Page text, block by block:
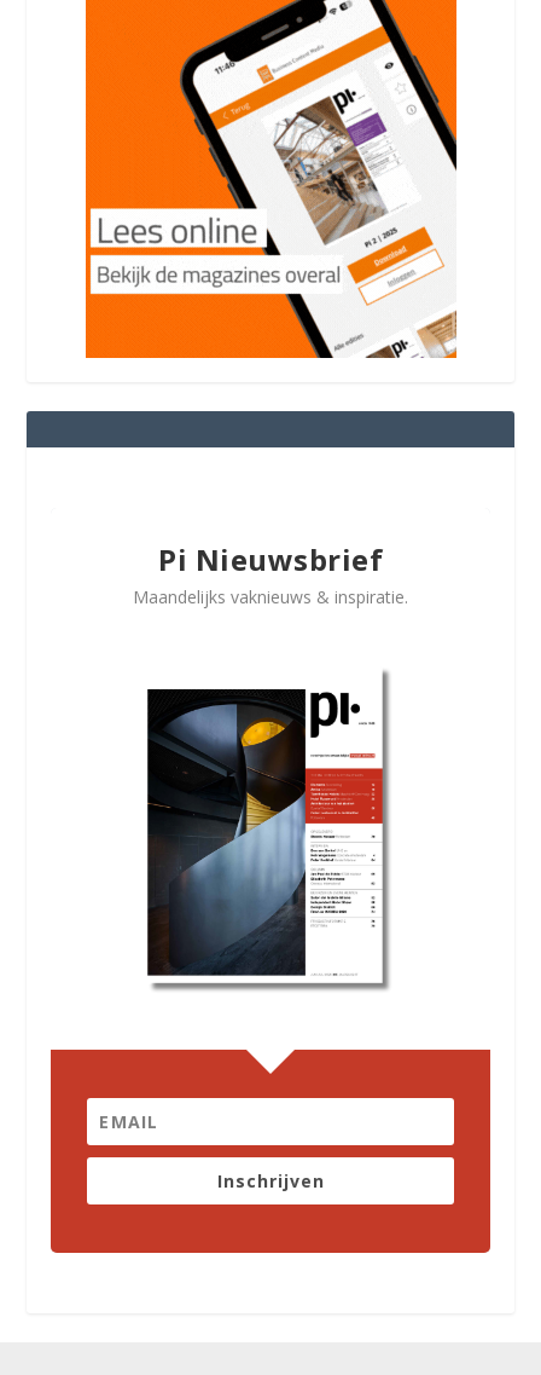
Pi Nieuwsbrief
Maandelijks vaknieuws & inspiratie.
Inschrijven